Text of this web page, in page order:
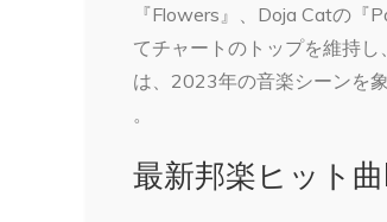
『Flowers』、Doja Catの『
てチャートのトップを維持
は、2023年の音楽シーンを
。
最新邦楽ヒット